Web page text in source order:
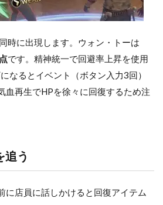
時に出現します。ウォン・トーは
です。精神統一で回避率上昇を使用
なるとイベント（ボタン入力3回）
血再生でHPを徐々に回復するため注
追う
に店員に話しかけると回復アイテム